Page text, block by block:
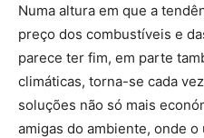
Numa altura em que a
preço dos combustíveis e
parece ter fim, em parte
climáticas, torna-se cada
soluções não só mais
amigas do ambiente, onde